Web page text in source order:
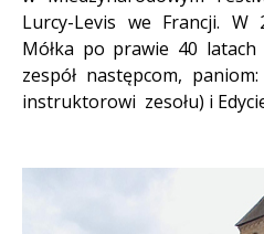
Lurcy-Levis we Francji.
Mółka po prawie 40 latach
zespół następcom,
instruktorowi zesołu) i